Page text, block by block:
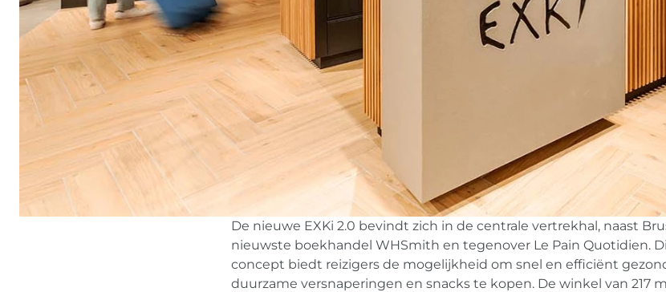
De nieuwe EXKi 2.0 bevindt zich in de centrale vertrekhal, naast
nieuwste boekhandel WHSmith en tegenover Le Pain Quotidien.
concept biedt reizigers de mogelijkheid om snel en efficiënt
duurzame versnaperingen en snacks te kopen. De winkel van 217